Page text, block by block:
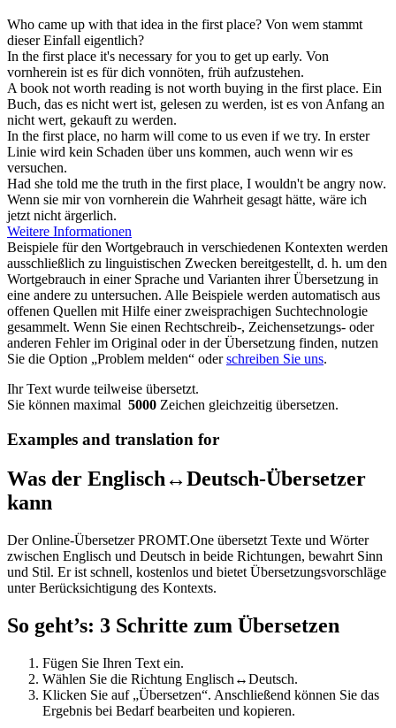
Who came up with that idea in the first place? Von wem stammt
dieser Einfall eigentlich?
In the first place it's necessary for you to get up early. Von
vornherein ist es für dich vonnöten, früh aufzustehen.
A book not worth reading is not worth buying in the first place. Ein
Buch, das es nicht wert ist, gelesen zu werden, ist es von Anfang an
nicht wert, gekauft zu werden.
In the first place, no harm will come to us even if we try. In erster
Linie wird kein Schaden über uns kommen, auch wenn wir es
versuchen.
Had she told me the truth in the first place, I wouldn't be angry now.
Wenn sie mir von vornherein die Wahrheit gesagt hätte, wäre ich
jetzt nicht ärgerlich.
Weitere Informationen
Beispiele für den Wortgebrauch in verschiedenen Kontexten werden
ausschließlich zu linguistischen Zwecken bereitgestellt, d. h. um den
Wortgebrauch in einer Sprache und Varianten ihrer Übersetzung in
eine andere zu untersuchen. Alle Beispiele werden automatisch aus
offenen Quellen mit Hilfe einer zweisprachigen Suchtechnologie
gesammelt. Wenn Sie einen Rechtschreib-, Zeichensetzungs- oder
anderen Fehler im Original oder in der Übersetzung finden, nutzen
Sie die Option „Problem melden“ oderschreiben Sie uns.
Ihr Text wurde teilweise übersetzt.
Sie können maximal 5000 Zeichen gleichzeitig übersetzen.
Examples and translation for
Was der Englisch↔Deutsch-Übersetzer
kann
Der Online-Übersetzer PROMT.One übersetzt Texte und Wörter
zwischen Englisch und Deutsch in beide Richtungen, bewahrt Sinn
und Stil. Er ist schnell, kostenlos und bietet Übersetzungsvorschläge
unter Berücksichtigung des Kontexts.
So geht’s: 3 Schritte zum Übersetzen
Fügen Sie Ihren Text ein.
Wählen Sie die Richtung Englisch↔Deutsch.
Klicken Sie auf „Übersetzen“. Anschließend können Sie das
Ergebnis bei Bedarf bearbeiten und kopieren.